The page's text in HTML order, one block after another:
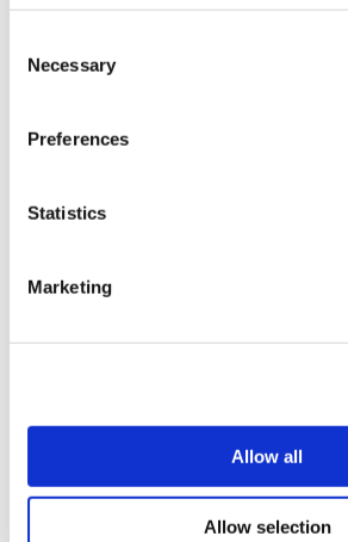
Selection
Necessary
Preferences
Statistics
Marketing
Allow all
Allow selection
Blog
Stornierungsrichtlinie
Poland Kliniken